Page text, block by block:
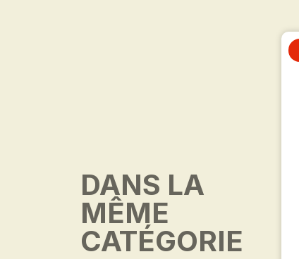
DANS LA
MÊME
CATÉGORIE